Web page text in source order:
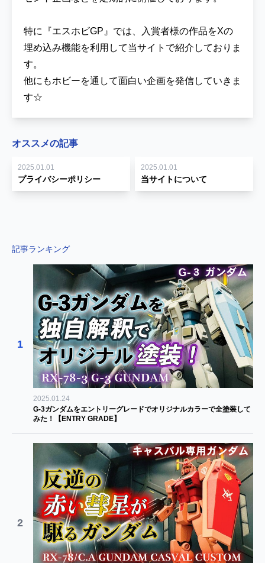
特に『エスホビGP』では、入賞者様の作品をXの
埋め込み機能を利用して当サイトで紹介しておりま
す。
他にもホビーを通して面白い企画を発信していきま
す☆
オススメの記事
2025.01.01
プライバシーポリシー
2025.01.01
当サイトについて
記事ランキング
1
2025.01.24
G-3ガンダムをエントリーグレードでオリジナルカラーで全塗装して
みた！【ENTRY GRADE】
2